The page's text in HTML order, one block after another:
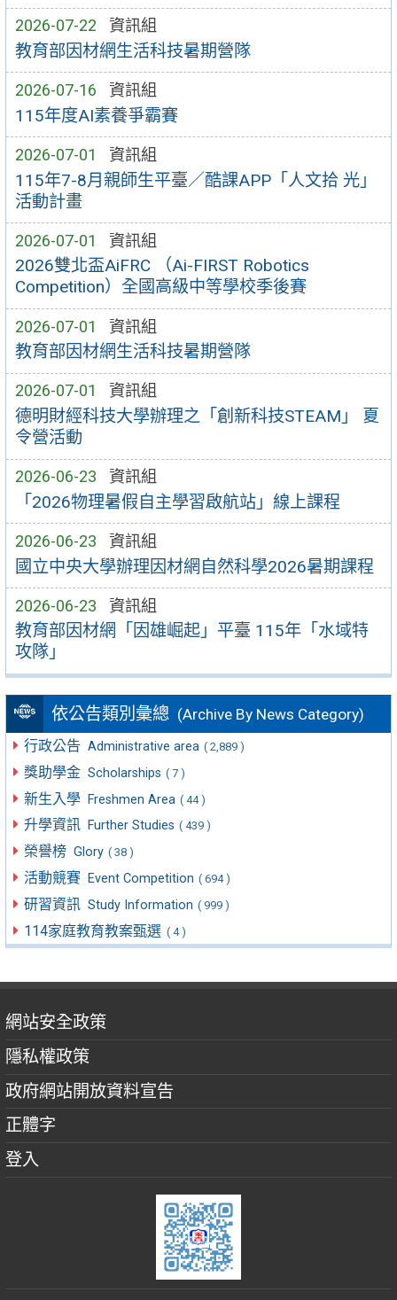
2026-07-22 資訊組
教育部因材網生活科技暑期營隊
2026-07-16 資訊組
115年度AI素養爭霸賽
2026-07-01 資訊組
115年7-8月親師生平臺／酷課APP「人文拾 光」
活動計畫
2026-07-01 資訊組
2026雙北盃AiFRC （Ai-FIRST Robotics
Competition）全國高級中等學校季後賽
2026-07-01 資訊組
教育部因材網生活科技暑期營隊
2026-07-01 資訊組
德明財經科技大學辦理之「創新科技STEAM」 夏
令營活動
2026-06-23 資訊組
「2026物理暑假自主學習啟航站」線上課程
2026-06-23 資訊組
國立中央大學辦理因材網自然科學2026暑期課程
2026-06-23 資訊組
教育部因材網「因雄崛起」平臺 115年「水域特
攻隊」
依公告類別彙總 (Archive By News Category)
行政公告 Administrative area ( 2,889 )
獎助學金 Scholarships ( 7 )
新生入學 Freshmen Area ( 44 )
升學資訊 Further Studies ( 439 )
榮譽榜 Glory ( 38 )
活動競賽 Event Competition ( 694 )
研習資訊 Study Information ( 999 )
114家庭教育教案甄選 ( 4 )
網站安全政策
隱私權政策
政府網站開放資料宣告
正體字
登入